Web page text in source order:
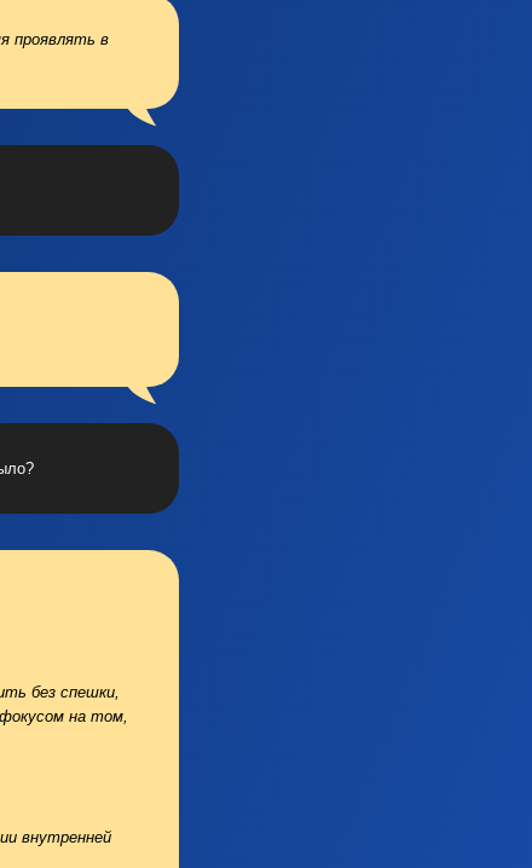
проявлять в
без спешки,
на том,
внутренней